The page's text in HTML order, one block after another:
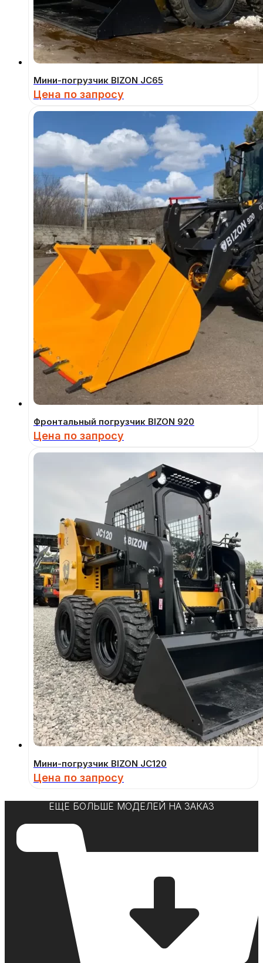
Мини-погрузчик BIZON JC65
Цена по запросу
Фронтальный погрузчик BIZON 920
Цена по запросу
Мини-погрузчик BIZON JC120
Цена по запросу
ЕЩЕ БОЛЬШЕ МОДЕЛЕЙ НА ЗАКАЗ